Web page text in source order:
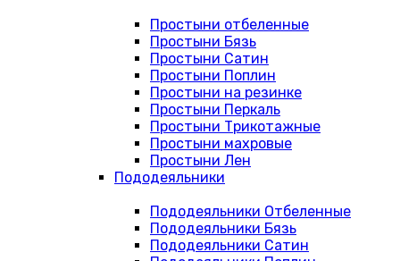
Простыни отбеленные
Простыни Бязь
Простыни Сатин
Простыни Поплин
Простыни на резинке
Простыни Перкаль
Простыни Трикотажные
Простыни махровые
Простыни Лен
Пододеяльники
Пододеяльники Отбеленные
Пододеяльники Бязь
Пододеяльники Сатин